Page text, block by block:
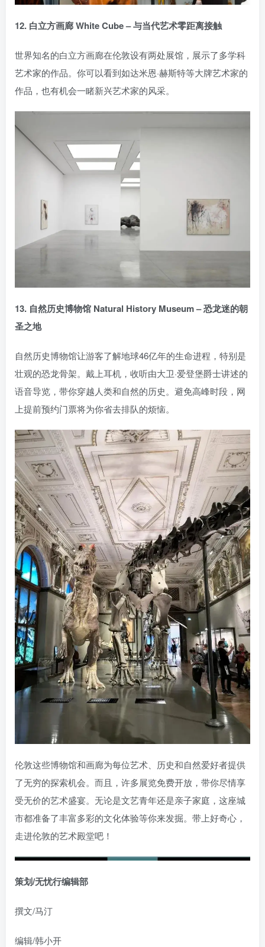
12. 白立方画廊 White Cube – 与当代艺术零距离接触
世界知名的白立方画廊在伦敦设有两处展馆，展示了多学科
艺术家的作品。你可以看到如达米恩·赫斯特等大牌艺术家的
作品，也有机会一睹新兴艺术家的风采。
13. 自然历史博物馆 Natural History Museum – 恐龙迷的朝
圣之地
自然历史博物馆让游客了解地球46亿年的生命进程，特别是
壮观的恐龙骨架。戴上耳机，收听由大卫·爱登堡爵士讲述的
语音导览，带你穿越人类和自然的历史。避免高峰时段，网
上提前预约门票将为你省去排队的烦恼。
伦敦这些博物馆和画廊为每位艺术、历史和自然爱好者提供
了无穷的探索机会。而且，许多展览免费开放，带你尽情享
受无价的艺术盛宴。无论是文艺青年还是亲子家庭，这座城
市都准备了丰富多彩的文化体验等你来发掘。带上好奇心，
走进伦敦的艺术殿堂吧！
策划/无忧行编辑部
撰文/马汀
编辑/韩小开